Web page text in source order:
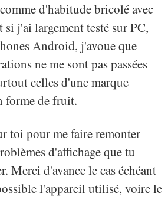
d'habitude bricolé avec
si j'ai largement testé sur PC,
Android, j'avoue que
ne me sont pas passées
celles d'une marque
forme de fruit.
toi pour me faire remonter
d'affichage que tu
Merci d'avance le cas échéant
l'appareil utilisé, voire le